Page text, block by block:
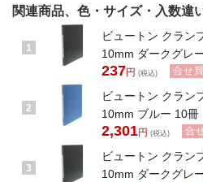
関連商品、色・サイズ・入数違
1
ビュートン クラン
10mm ダークグレ
237円 (税込) 合せ
2
ビュートン クラン
10mm ブルー 10冊
2,301円 (税込) 合
3
ビュートン クラン
10mm ダークグレ